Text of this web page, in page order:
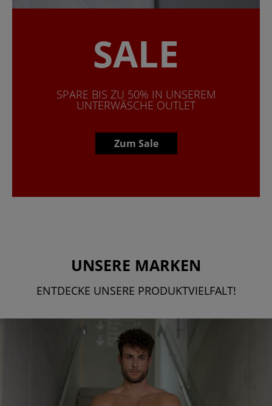
SALE
SPARE BIS ZU 50% IN UNSEREM
UNTERWÄSCHE OUTLET
Zum Sale
UNSERE MARKEN
ENTDECKE UNSERE PRODUKTVIELFALT!